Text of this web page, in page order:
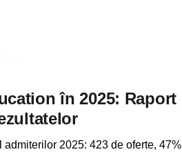
în 2025: Raport
admiterilor 2025: 423 de oferte, 47%